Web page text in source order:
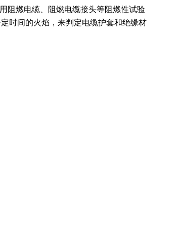
阻燃电缆、阻燃电缆接头等阻燃性试验
定时间的火焰，来判定电缆护套和绝缘材